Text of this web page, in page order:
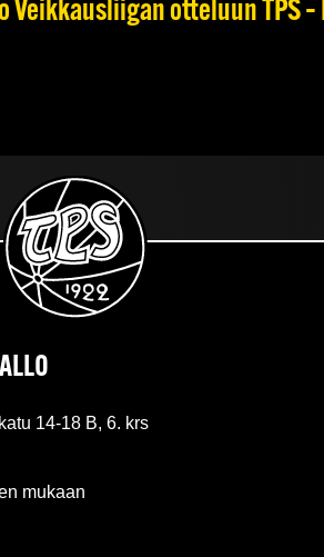
Veikkausliigan otteluun TPS
14-18 B, 6. krs
mukaan